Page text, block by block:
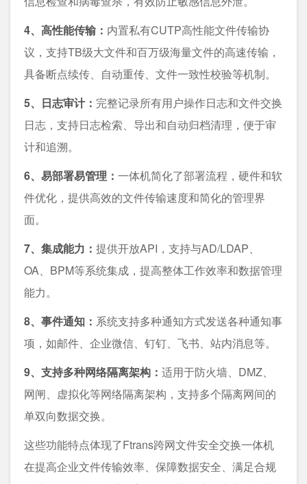
4、高性能传输： 内置私有CUTP高性能文件传输协
议，支持TB级大文件和百万级海量文件的高速传输，
具备断点续传、自动重传、文件一致性校验等机制。
5、日志审计： 完整记录所有用户操作日志和文件交换
日志，支持日志检索、导出和自动归档清理，便于审
计和追溯。
6、易部署易管理： 一体机简化了部署流程，硬件和软
件优化，提供高效的文件传输速度和简化的管理界
面。
7、集成能力： 提供开放API，支持与AD/LDAP、
OA、BPM等系统集成，提高整体工作效率和数据管理
能力。
8、事件通知： 系统支持多种通知方式发送各种通知事
项，如邮件、企业微信、钉钉、飞书、站内消息等。
9、支持多种网络隔离架构： 适用于防火墙、DMZ、
网闸、虚拟化等网络隔离架构，支持多个隔离网间的
单双向数据交换。
这些功能特点体现了Ftrans跨网文件安全交换一体机
在提高企业文件传输效率、保障数据安全、满足合规